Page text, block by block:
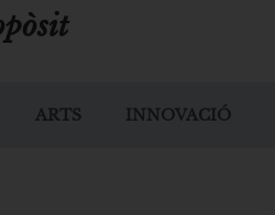
ARTS INNOVACIÓ